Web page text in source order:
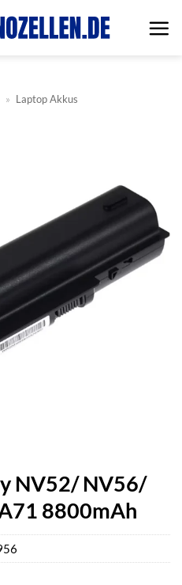
» Laptop Akkus
NV52/ NV56/
8800mAh